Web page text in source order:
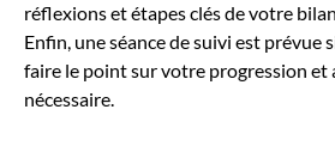
réflexions et étapes clés de votre
Enfin, une séance de suivi est prévue
faire le point sur votre progression et
nécessaire.